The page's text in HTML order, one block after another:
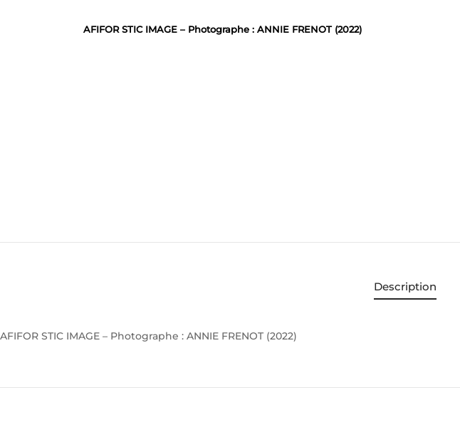
AFIFOR STIC IMAGE – Photographe : ANNIE FRENOT (2022)
Description
AFIFOR STIC IMAGE – Photographe : ANNIE FRENOT (2022)